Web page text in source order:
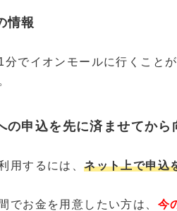
情報
分でイオンモールに行くこと
の申込を先に済ませてから
用するには、ネット上で申込
でお金を用意したい方は、 今